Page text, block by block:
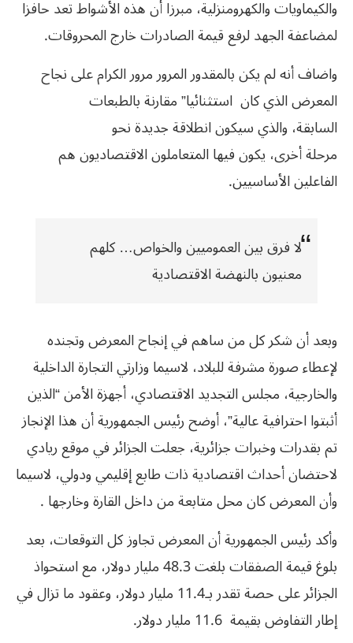
والكيماويات والكهرومنزلية، مبرزا أن هذه الأشواط تعد حافزا
لمضاعفة الجهد لرفع قيمة الصادرات خارج المحروقات.
واضاف أنه لم يكن بالمقدور المرور مرور الكرام على نجاح
المعرض الذي كان استثنائيا” مقارنة بالطبعات
السابقة، والذي سيكون انطلاقة جديدة نحو
مرحلة أخرى، يكون فيها المتعاملون الاقتصاديون هم
الفاعلين الأساسيين.
لا فرق بين العموميين والخواص… كلهم
معنيون بالنهضة الاقتصادية
وبعد أن شكر كل من ساهم في إنجاح المعرض وتجنده
لإعطاء صورة مشرفة للبلاد، لاسيما وزارتي التجارة الداخلية
والخارجية، مجلس التجديد الاقتصادي، أجهزة الأمن “الذين
أثبتوا احترافية عالية”، أوضح رئيس الجمهورية أن هذا الإنجاز
تم بقدرات وخبرات جزائرية، جعلت الجزائر في موقع ريادي
لاحتضان أحداث اقتصادية ذات طابع إقليمي ودولي، لاسيما
وأن المعرض كان محل متابعة من داخل القارة وخارجها .
وأكد رئيس الجمهورية أن المعرض تجاوز كل التوقعات، بعد
بلوغ قيمة الصفقات بلغت 48.3 مليار دولار، مع استحواذ
الجزائر على حصة تقدر بـ11.4 مليار دولار، وعقود ما تزال في
إطار التفاوض بقيمة 11.6 مليار دولار.